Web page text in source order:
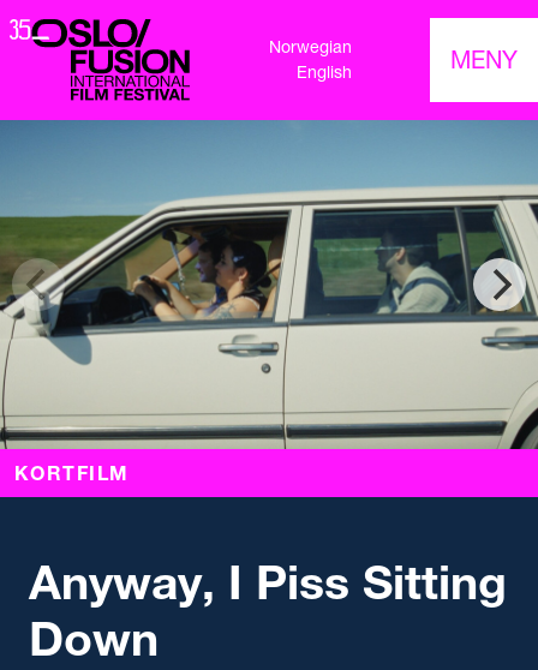
Norwegian
English
MENY
KORTFILM
Anyway, I Piss Sitting
Down